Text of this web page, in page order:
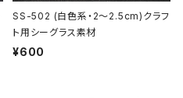
SS-502 (白色系・2～2.5cm)クラフ
ト用シーグラス素材
¥600